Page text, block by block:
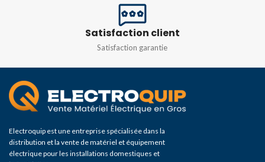
Satisfaction client
Satisfaction garantie
Electroquip est une entreprise spécialisée dans la
distribution et la vente de matériel et équipement
électrique pour les installations domestiques et